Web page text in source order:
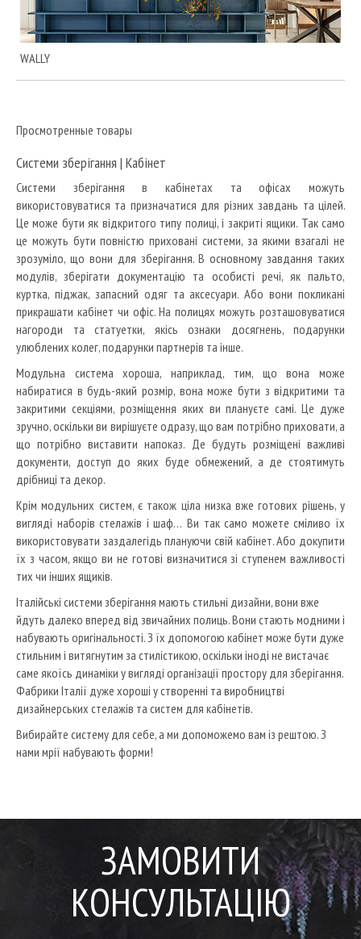
WALLY
Просмотренные товары
Системи зберігання | Кабінет
Системи зберігання в кабінетах та офісах можуть
використовуватися та призначатися для різних завдань та цілей.
Це може бути як відкритого типу полиці, і закриті ящики. Так само
це можуть бути повністю приховані системи, за якими взагалі не
зрозуміло, що вони для зберігання. В основному завдання таких
модулів, зберігати документацію та особисті речі, як пальто,
куртка, піджак, запасний одяг та аксесуари. Або вони покликані
прикрашати кабінет чи офіс. На полицях можуть розташовуватися
нагороди та статуетки, якісь ознаки досягнень, подарунки
улюблених колег, подарунки партнерів та інше.
Модульна система хороша, наприклад, тим, що вона може
набиратися в будь-який розмір, вона може бути з відкритими та
закритими секціями, розміщення яких ви плануєте самі. Це дуже
зручно, оскільки ви вирішуєте одразу, що вам потрібно приховати, а
що потрібно виставити напоказ. Де будуть розміщені важливі
документи, доступ до яких буде обмежений, а де стоятимуть
дрібниці та декор.
Крім модульних систем, є також ціла низка вже готових рішень, у
вигляді наборів стелажів і шаф… Ви так само можете сміливо їх
використовувати заздалегідь плануючи свій кабінет.Або докупити
їх з часом, якщо ви не готові визначитися зі ступенем важливості
тих чи інших ящиків.
Італійські системи зберігання мають стильні дизайни, вони вже
йдуть далеко вперед від звичайних полиць.Вони стають модними і
набувають оригінальності.З їх допомогою кабінет може бути дуже
стильним і витягнутим за стилістикою, оскільки іноді не вистачає
саме якоїсь динаміки у вигляді організації простору для зберігання.
Фабрики Італії дуже хороші у створенні та виробництві
дизайнерських стелажів та систем для кабінетів.
Вибирайте систему для себе, а ми допоможемо вам із рештою.З
нами мрії набувають форми!
ЗАМОВИТИ
КОНСУЛЬТАЦІЮ